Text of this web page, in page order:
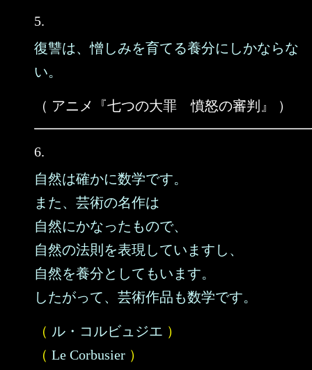
5.
復讐は、憎しみを育てる養分にしかならな
い。
（ アニメ『七つの大罪 憤怒の審判』 ）
6.
自然は確かに数学です。
また、芸術の名作は
自然にかなったもので、
自然の法則を表現していますし、
自然を養分としてもいます。
したがって、芸術作品も数学です。
（ ル・コルビュジエ ）
（ Le Corbusier ）